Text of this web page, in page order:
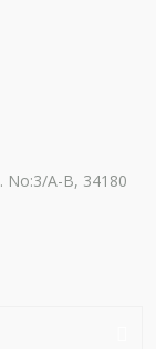
No:3/A-B, 34180